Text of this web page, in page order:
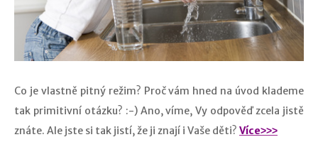
Co je vlastně pitný režim? Proč vám hned na úvod klademe
tak primitivní otázku? :-) Ano, víme, Vy odpověď zcela jistě
znáte. Ale jste si tak jistí, že ji znají i Vaše děti? Více˃˃˃